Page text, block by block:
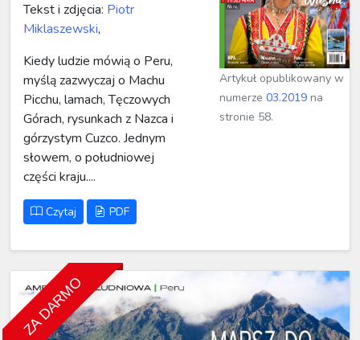
Tekst i zdjęcia: Piotr
Miklaszewski,
Kiedy ludzie mówią o Peru,
myślą zazwyczaj o Machu
Picchu, lamach, Tęczowych
Górach, rysunkach z Nazca i
górzystym Cuzco. Jednym
słowem, o południowej
części kraju....
Czytaj PDF
Artykuł opublikowany w
numerze03.2019 na
stronie 58.
ZA DARMO